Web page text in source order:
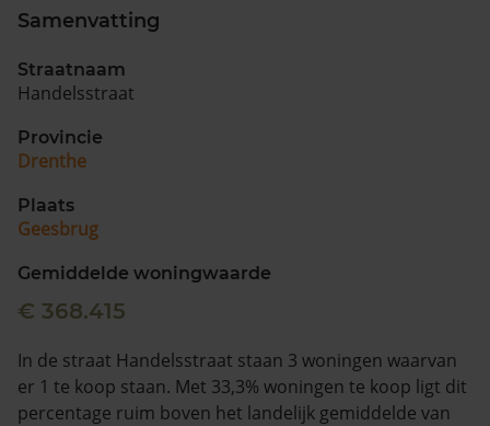
Samenvatting
Straatnaam
Handelsstraat
Provincie
Drenthe
Plaats
Geesbrug
Gemiddelde woningwaarde
€ 368.415
In de straat Handelsstraat staan 3 woningen waarvan
er 1 te koop staan. Met 33,3% woningen te koop ligt dit
percentage ruim boven het landelijk gemiddelde van